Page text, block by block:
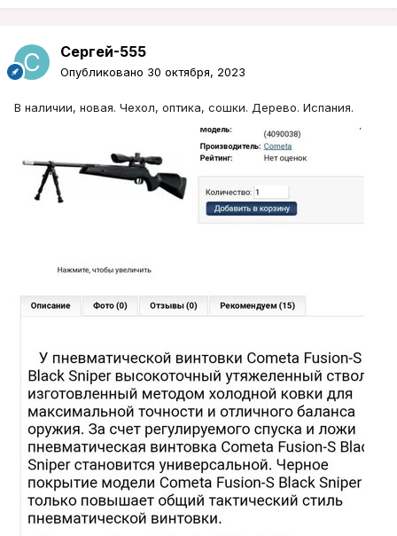
Сергей-555
Опубликовано 30 октября, 2023
В наличии, новая. Чехол, оптика, сошки. Дерево. Испания.